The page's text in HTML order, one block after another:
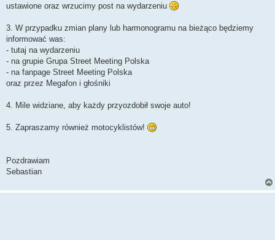
ustawione oraz wrzucimy post na wydarzeniu
3. W przypadku zmian plany lub harmonogramu na bieżąco będziemy
informować was:
- tutaj na wydarzeniu
- na grupie Grupa Street Meeting Polska
- na fanpage Street Meeting Polska
oraz przez Megafon i głośniki
4. Mile widziane, aby każdy przyozdobił swoje auto!
5. Zapraszamy również motocyklistów!
Pozdrawiam
Sebastian